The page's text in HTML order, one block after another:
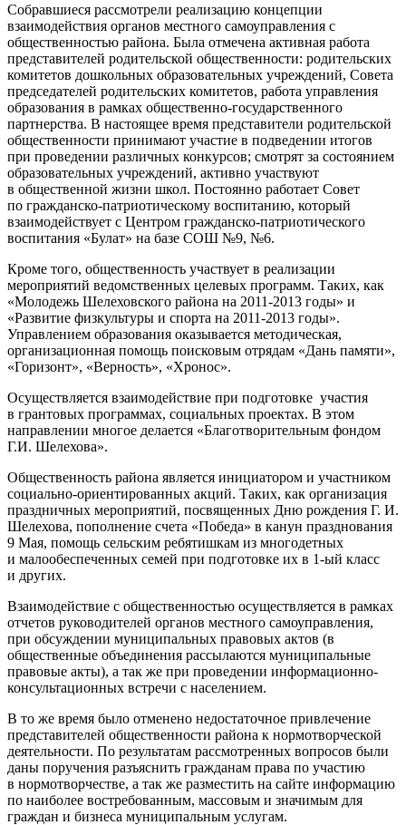
Собравшиеся рассмотрели реализацию концепции
взаимодействия органов местного самоуправления с
общественностью района. Была отмечена активная работа
представителей родительской общественности: родительских
комитетов дошкольных образовательных учреждений, Совета
председателей родительских комитетов, работа управления
образования в рамках общественно-государственного
партнерства. В настоящее время представители родительской
общественности принимают участие в подведении итогов
при проведении различных конкурсов; смотрят за состоянием
образовательных учреждений, активно участвуют
в общественной жизни школ. Постоянно работает Совет
по гражданско-патриотическому воспитанию, который
взаимодействует с Центром гражданско-патриотического
воспитания «Булат» на базе СОШ №9, №6.
Кроме того, общественность участвует в реализации
мероприятий ведомственных целевых программ. Таких, как
«Молодежь Шелеховского района на 2011-2013 годы» и
«Развитие физкультуры и спорта на 2011-2013 годы».
Управлением образования оказывается методическая,
организационная помощь поисковым отрядам «Дань памяти»,
«Горизонт», «Верность», «Хронос».
Осуществляется взаимодействие при подготовке участия
в грантовых программах, социальных проектах. В этом
направлении многое делается «Благотворительным фондом
Г.И. Шелехова».
Общественность района является инициатором и участником
социально-ориентированных акций. Таких, как организация
праздничных мероприятий, посвященных Дню рождения Г. И.
Шелехова, пополнение счета «Победа» в канун празднования
9 Мая, помощь сельским ребятишкам из многодетных
и малообеспеченных семей при подготовке их в 1-ый класс
и других.
Взаимодействие с общественностью осуществляется в рамках
отчетов руководителей органов местного самоуправления,
при обсуждении муниципальных правовых актов (в
общественные объединения рассылаются муниципальные
правовые акты), а так же при проведении информационно-
консультационных встречи с населением.
В то же время было отменено недостаточное привлечение
представителей общественности района к нормотворческой
деятельности. По результатам рассмотренных вопросов были
даны поручения разъяснить гражданам права по участию
в нормотворчестве, а так же разместить на сайте информацию
по наиболее востребованным, массовым и значимым для
граждан и бизнеса муниципальным услугам.